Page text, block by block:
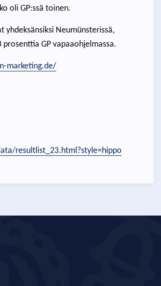
oli GP:ssä toinen.
yhdeksänsiksi Neumünsterissä,
GP vapaaohjelmassa.
marketing.de/
resultlist_23.html?style=hippo